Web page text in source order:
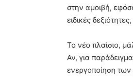
στην αμοιβή,
ειδικές
Το νέο πλαίσιο,
Αν, για
ενεργοποίηση των